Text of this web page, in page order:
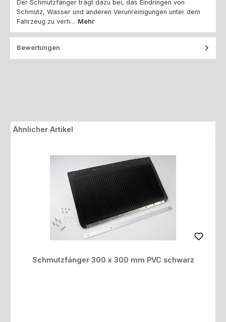
Der Schmutzfänger trägt dazu bei, das Eindringen von
Schmutz, Wasser und anderen Verunreinigungen unter dem
Fahrzeug zu verh… Mehr
Bewertungen
Produktgalerie überspringen
Ähnlicher Artikel
Schmutzfänger 300 x 300 mm PVC schwarz